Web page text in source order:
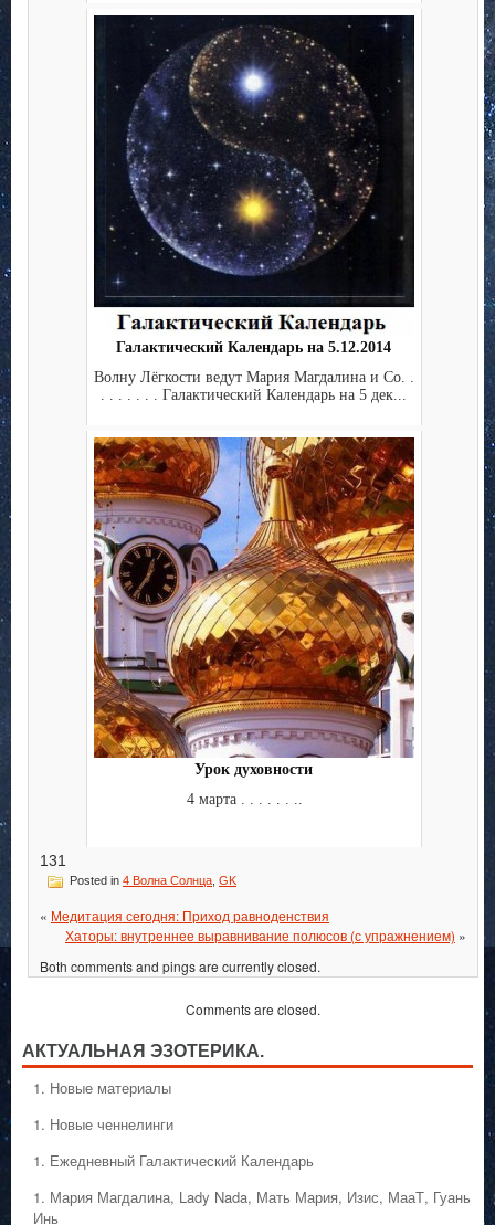
Галактический Календарь на 5.12.2014
Волну Лёгкости ведут Мария Магдалина и Co. .
. . . . . . . Галактический Календарь на 5 дек...
Урок духовности
4 марта . . . . . . ..
131
Posted in 4 Волна Солнца GK
« Медитация сегодня: Приход равноденствия
Хаторы: внутреннее выравнивание полюсов (с упражнением) »
Both comments and pings are currently closed.
Comments are closed.
АКТУАЛЬНАЯ ЭЗОТЕРИКА.
1. Hовые материалы
1. Hовые ченнелинги
1. Ежедневный Галактический Календарь
1. Мария Магдалина, Lady Nada, Мать Мария, Изис, МааТ, Гуань
Инь